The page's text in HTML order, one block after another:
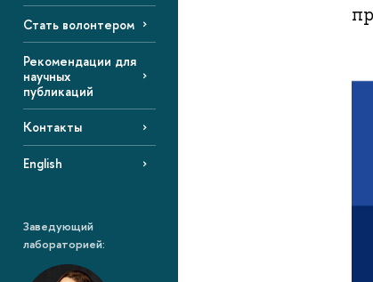
Стать волонтером
Рекомендации для
научных
публикаций
Контакты
English
Заведующий
лабораторией: